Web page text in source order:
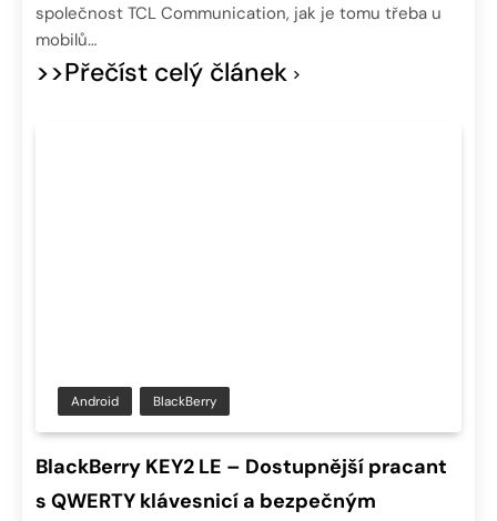
společnost TCL Communication, jak je tomu třeba u
mobilů…
>>Přečíst celý článek
Android BlackBerry
BlackBerry KEY2 LE – Dostupnější pracant
s QWERTY klávesnicí a bezpečným